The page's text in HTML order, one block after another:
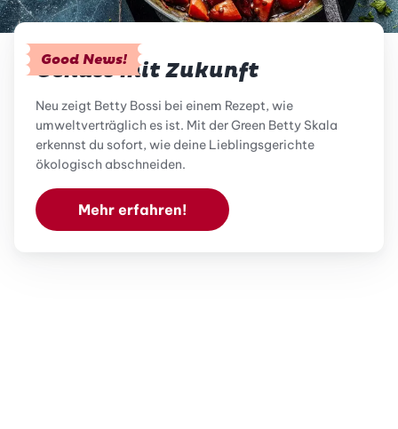
Good News!
Genuss mit Zukunft
Neu zeigt Betty Bossi bei einem Rezept, wie
umweltverträglich es ist. Mit der Green Betty Skala
erkennst du sofort, wie deine Lieblingsgerichte
ökologisch abschneiden.
Mehr erfahren!